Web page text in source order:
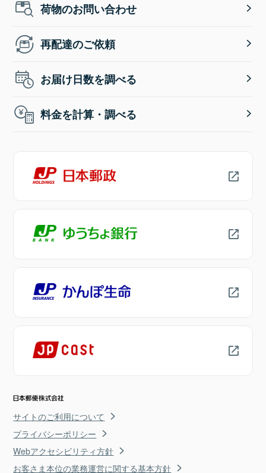
荷物のお問い合わせ
再配達のご依頼
お届け日数を調べる
料金を計算・調べる
サイトのご利用について
プライバシーポリシー
Webアクセシビリティ方針
お客さま本位の業務運営に関する基本方針